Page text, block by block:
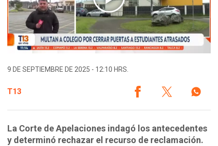
9 DE SEPTIEMBRE DE 2025 - 12:10 HRS.
T13
La Corte de Apelaciones indagó los antecedentes
y determinó rechazar el recurso de reclamación.